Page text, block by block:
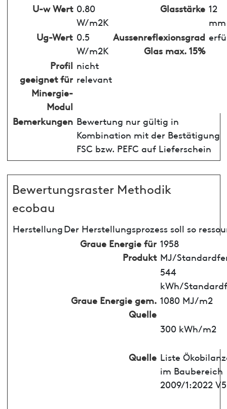
U-w Wert 0.80
W/m2K
Glasstärke 12
mm
Ug-Wert 0.5
W/m2K
Aussenreflexionsgrad
Glas max. 15%
Profil
geeignet für
Minergie-
Modul
nicht
relevant
Bemerkungen Bewertung nur gültig in
Kombination mit der Bestätigung
FSC bzw. PEFC auf Lieferschein
Bewertungsraster Methodik
ecobau
HerstellungDer Herstellungsprozess soll so
Graue Energie für
Produkt
1958
MJ/
544
kWh/
Graue Energie gem.
Quelle
1080 MJ/m2
300 kWh/m2
Quelle Liste
im Baubereich
2009/1:2022